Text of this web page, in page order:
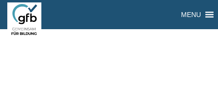
MENU